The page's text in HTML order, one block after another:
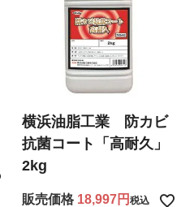
横浜油脂工業 防カビ
抗菌コート「高耐久」
2kg
販売価格 18,997 税込